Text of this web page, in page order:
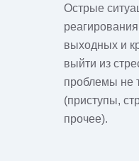
Острые
выходных и
выйти из
проблемы не
(приступы,
прочее).